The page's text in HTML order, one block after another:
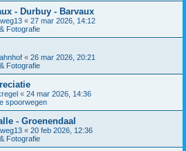
- Durbuy - Barvaux
« 27 mar 2026, 14:12
Fotografie
« 26 mar 2026, 20:21
Fotografie
« 24 mar 2026, 14:36
spoorwegen
- Groenendaal
« 20 feb 2026, 12:36
Fotografie